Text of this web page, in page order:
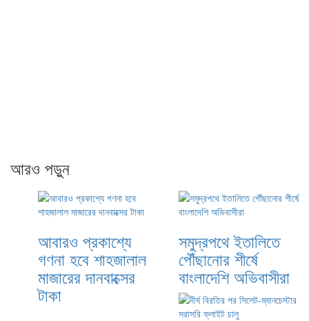
আরও পড়ুন
আবারও প্রকাশ্যে
গণনা হবে শাহজালাল
মাজারের দানবাক্সের
টাকা
সমুদ্রপথে ইতালিতে
পৌঁছানোর শীর্ষে
বাংলাদেশি অভিবাসীরা